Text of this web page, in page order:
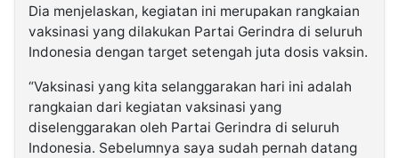
Dia menjelaskan, kegiatan ini merupakan rangkaian
vaksinasi yang dilakukan Partai Gerindra di seluruh
Indonesia dengan target setengah juta dosis vaksin.
“Vaksinasi yang kita selanggarakan hari ini adalah
rangkaian dari kegiatan vaksinasi yang
diselenggarakan oleh Partai Gerindra di seluruh
Indonesia. Sebelumnya saya sudah pernah datang